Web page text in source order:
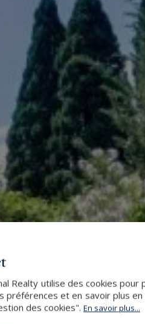
Realty utilise des cookies
préférences et en savoir plus
des cookies". En savoir plus...